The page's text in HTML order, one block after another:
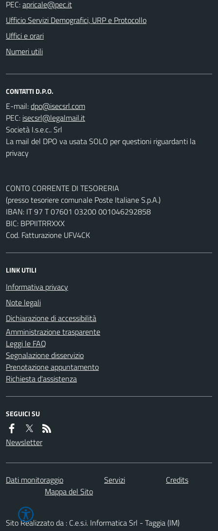
PEC:
Ufficio Servizi Demografici, URP e Protocollo
Uffici e orari
Numeri utili
CONTATTI D.P.O.
E-mail:
PEC:
Società I.s.e.c.. Srl
La mail del DPO va usata SOLO per questioni riguardanti la
privacy
CONTO CORRENTE DI TESORERIA
(presso tesoriere comunale Poste Italiane S.p.A.)
IBAN: IT 97 T 07601 03200 001046292858
BIC: BPPIITRRXXX
Cod. Fatturazione UFV4CK
LINK UTILI
Informativa privacy
Note legali
Dichiarazione di accessibilità
Amministrazione trasparente
Leggi le FAQ
Segnalazione disservizio
Prenotazione appuntamento
Richiesta d'assistenza
SEGUICI SU
Newsletter
Dati monitoraggio Servizi
Credits
Mappa del Sito
Sito Realizzato da : C.e.s.i. Informatica Srl - Taggia (IM)